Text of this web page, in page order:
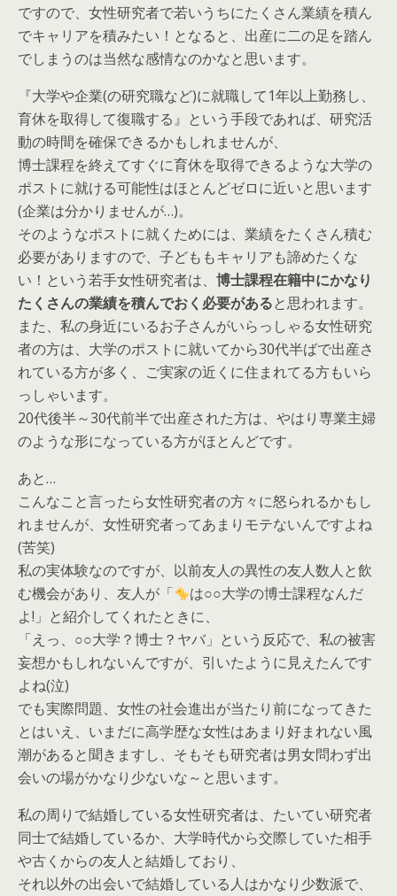
ですので、女性研究者で若いうちにたくさん業績を積ん
でキャリアを積みたい！となると、出産に二の足を踏ん
でしまうのは当然な感情なのかなと思います。
『大学や企業(の研究職など)に就職して1年以上勤務し、
育休を取得して復職する』という手段であれば、研究活
動の時間を確保できるかもしれませんが、
博士課程を終えてすぐに育休を取得できるような大学の
ポストに就ける可能性はほとんどゼロに近いと思います
(企業は分かりませんが…)。
そのようなポストに就くためには、業績をたくさん積む
必要がありますので、子どももキャリアも諦めたくな
い！という若手女性研究者は、 博士課程在籍中にかなり
たくさんの業績を積んでおく必要があると思われます。
また、私の身近にいるお子さんがいらっしゃる女性研究
者の方は、大学のポストに就いてから30代半ばで出産さ
れている方が多く、ご実家の近くに住まれてる方もいら
っしゃいます。
20代後半～30代前半で出産された方は、やはり専業主婦
のような形になっている方がほとんどです。
あと…
こんなこと言ったら女性研究者の方々に怒られるかもし
れませんが、女性研究者ってあまりモテないんですよね
(苦笑)
私の実体験なのですが、以前友人の異性の友人数人と飲
む機会があり、友人が「
は○○大学の博士課程なんだ
よ!」と紹介してくれたときに、
「えっ、○○大学？博士？ヤバ」という反応で、私の被害
妄想かもしれないんですが、引いたように見えたんです
よね(泣)
でも実際問題、女性の社会進出が当たり前になってきた
とはいえ、いまだに高学歴な女性はあまり好まれない風
潮があると聞きますし、そもそも研究者は男女問わず出
会いの場がかなり少ないな～と思います。
私の周りで結婚している女性研究者は、たいてい研究者
同士で結婚しているか、大学時代から交際していた相手
や古くからの友人と結婚しており、
それ以外の出会いで結婚している人はかなり少数派で、